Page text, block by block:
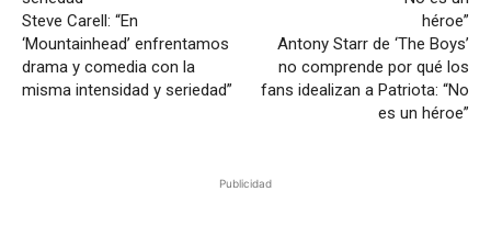
Steve Carell: “En
‘Mountainhead’ enfrentamos
drama y comedia con la
misma intensidad y seriedad”
Antony Starr de ‘The Boys’
no comprende por qué los
fans idealizan a Patriota: “No
es un héroe”
Publicidad